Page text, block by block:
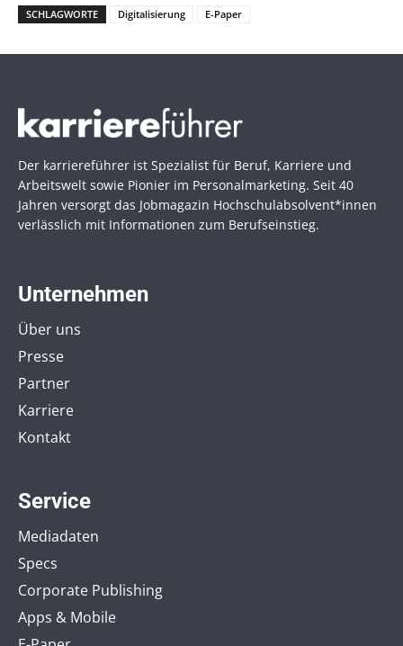
SCHLAGWORTE Digitalisierung E-Paper
Der karriereführer ist Spezialist für Beruf, Karriere und
Arbeitswelt sowie Pionier im Personal­marketing. Seit 40
Jahren versorgt das Jobmagazin Hochschul­absolvent*innen
verlässlich mit Informationen zum Berufseinstieg.
Unternehmen
Über uns
Presse
Partner
Karriere
Kontakt
Service
Mediadaten
Specs
Corporate Publishing
Apps & Mobile